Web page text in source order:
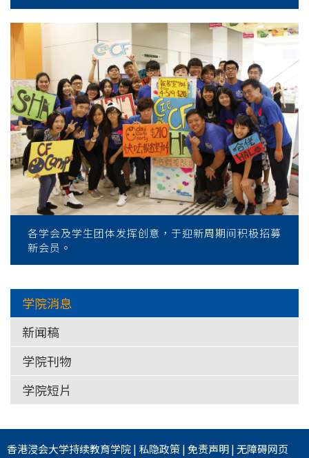
各学会及学生团体发挥创意，于迎新周期间积极招募
新会员。
学院消息
新闻稿
学院刊物
学院短片
香港浸会大学持续教育学院| 私隐政策|免责声明|无障碍网页